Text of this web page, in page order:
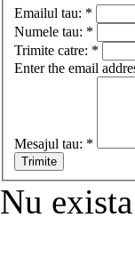
Emailul tau: *
Numele tau: *
Trimite catre: *
Enter the email
Mesajul tau: *
Nu